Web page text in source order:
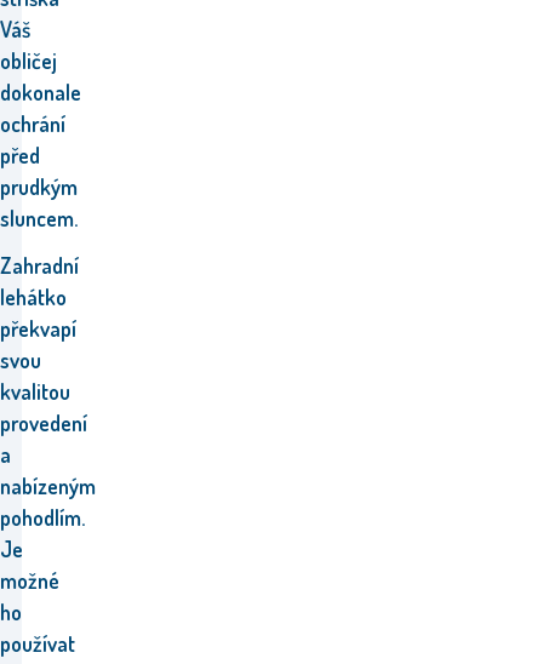
Váš
obličej
dokonale
ochrání
před
prudkým
sluncem.
Zahradní
lehátko
překvapí
svou
kvalitou
provedení
a
nabízeným
pohodlím.
Je
možné
ho
používat